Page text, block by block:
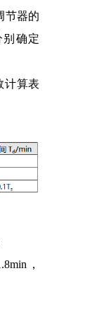
节器的
别确定
计算表
，